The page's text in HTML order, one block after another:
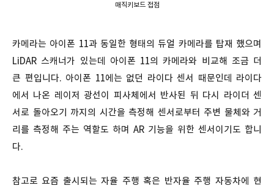
매직키보드 접점
카메라는 아이폰 11과 동일한 형태의 듀얼 카메라를 탑재 했으며
LiDAR 스캐너가 있는데 아이폰 11의 카메라와 비교해 조금 더
큰 편입니다. 아이폰 11에는 없던 라이다 센서 때문인데 라이다
에서 나온 레이저 광선이 피사체에서 반사된 뒤 다시 라이더 센
서로 돌아오기 까지의 시간을 측정해 센서로부터 주변 물체와 거
리를 측정해 주는 역할도 하며 AR 기능을 위한 센서이기도 합니
다.
참고로 요즘 출시되는 자율 주행 혹은 반자율 주행 자동차에 현